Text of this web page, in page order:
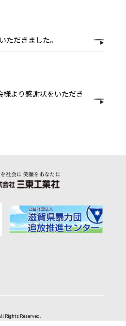
ただきました。
より感謝状をいただき
Rights Reserved.